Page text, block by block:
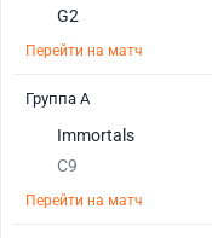
G2
Перейти на матч
Immortals
C9
Перейти на матч
Группа А